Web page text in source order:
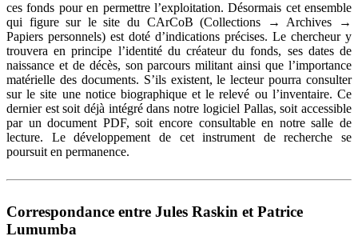
ces fonds pour en permettre l’exploitation. Désormais cet ensemble
qui figure sur le site du CArCoB (Collections → Archives →
Papiers personnels) est doté d’indications précises. Le chercheur y
trouvera en principe l’identité du créateur du fonds, ses dates de
naissance et de décès, son parcours militant ainsi que l’importance
matérielle des documents. S’ils existent, le lecteur pourra consulter
sur le site une notice biographique et le relevé ou l’inventaire. Ce
dernier est soit déjà intégré dans notre logiciel Pallas, soit accessible
par un document PDF, soit encore consultable en notre salle de
lecture. Le développement de cet instrument de recherche se
poursuit en permanence.
Correspondance entre Jules Raskin et Patrice
Lumumba